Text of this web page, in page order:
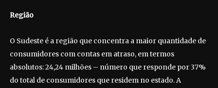
Região
O Sudeste é a região que concentra a maior quantidade de
consumidores com contas em atraso, em termos
absolutos: 24,24 milhões – número que responde por 37%
do total de consumidores que residem no estado. A